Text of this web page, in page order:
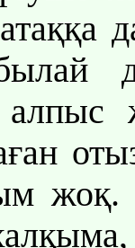
жоқ.